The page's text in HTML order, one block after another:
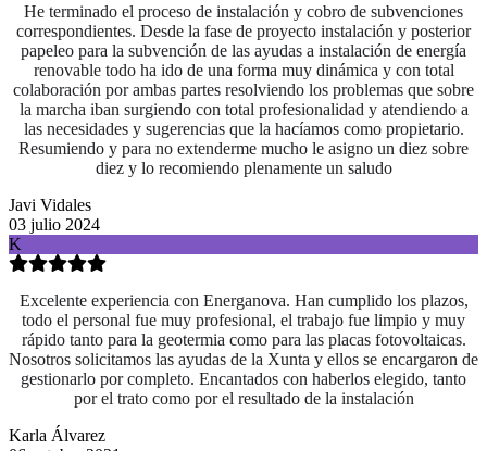
He terminado el proceso de instalación y cobro de subvenciones
correspondientes. Desde la fase de proyecto instalación y posterior
papeleo para la subvención de las ayudas a instalación de energía
renovable todo ha ido de una forma muy dinámica y con total
colaboración por ambas partes resolviendo los problemas que sobre
la marcha iban surgiendo con total profesionalidad y atendiendo a
las necesidades y sugerencias que la hacíamos como propietario.
Resumiendo y para no extenderme mucho le asigno un diez sobre
diez y lo recomiendo plenamente un saludo
Javi Vidales
03 julio 2024
K
Excelente experiencia con Energanova. Han cumplido los plazos,
todo el personal fue muy profesional, el trabajo fue limpio y muy
rápido tanto para la geotermia como para las placas fotovoltaicas.
Nosotros solicitamos las ayudas de la Xunta y ellos se encargaron de
gestionarlo por completo. Encantados con haberlos elegido, tanto
por el trato como por el resultado de la instalación
Karla Álvarez